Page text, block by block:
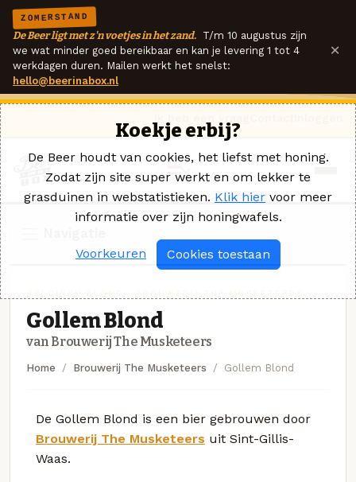
ZOMERSTAND
De Beer ligt met z'n voetjes in het zand. T/m 10 augustus zijn
we wat minder goed bereikbaar en kan je levering 1 tot 4
werkdagen duren. Mailen werkt het snelst:
hello@beerinabox.nl
×
Gollem Blond
van Brouwerij The Musketeers
Home Brouwerij The Musketeers Gollem Blond
De Gollem Blond is een bier gebrouwen door
Brouwerij The Musketeers uit Sint-Gillis-
Waas.
Koekje erbij?
De Beer houdt van cookies, het liefst met honing.
Zodat zijn site super werkt en om lekker te
grasduinen in webstatistieken. Klik hier voor meer
informatie over zijn honingwafels.
Voorkeuren Cookies toestaan